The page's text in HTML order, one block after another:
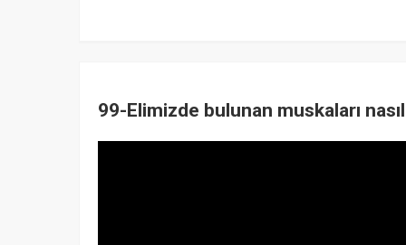
99-Elimizde bulunan muskaları